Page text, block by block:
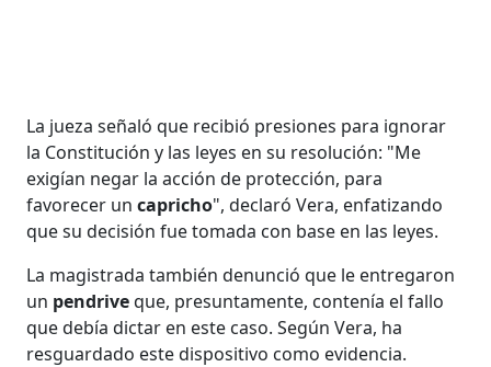
La jueza señaló que recibió presiones para ignorar
la Constitución y las leyes en su resolución: "Me
exigían negar la acción de protección, para
favorecer uncapricho", declaró Vera, enfatizando
que su decisión fue tomada con base en las leyes.
La magistrada también denunció que le entregaron
un pendriveque, presuntamente, contenía el fallo
que debía dictar en este caso. Según Vera, ha
resguardado este dispositivo como evidencia.